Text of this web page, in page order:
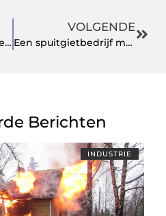
Compensatie variabele rente ING? Dat is mogelijk!
VOLGENDE
Een spuitgietbedrijf met een jarenlange ervaring
Berichten
INDUSTRIE